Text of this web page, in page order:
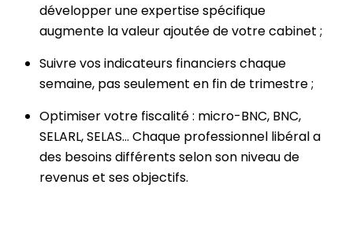
développer une expertise spécifique
augmente la valeur ajoutée de votre cabinet ;
Suivre vos indicateurs financiers chaque
semaine, pas seulement en fin de trimestre ;
Optimiser votre fiscalité : micro-BNC, BNC,
SELARL, SELAS… Chaque professionnel libéral a
des besoins différents selon son niveau de
revenus et ses objectifs.